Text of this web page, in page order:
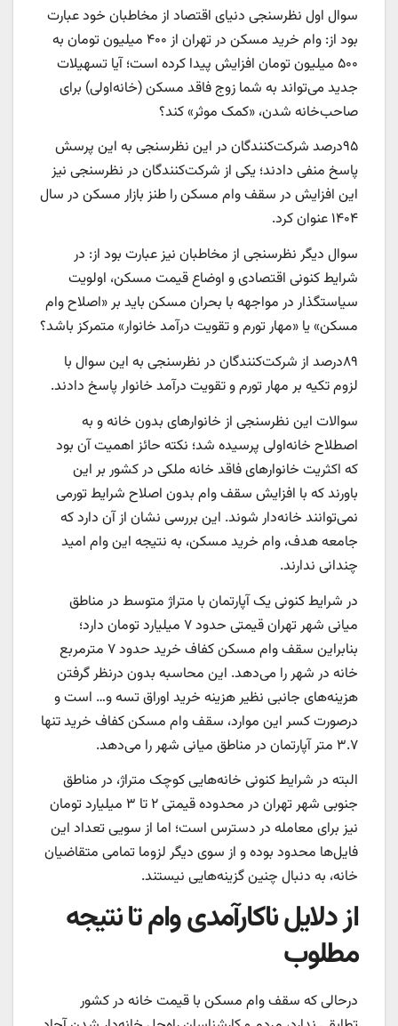
سوال اول نظرسنجی دنیای اقتصاد از مخاطبان خود عبارت
بود از: وام خرید مسکن در تهران از ۴۰۰ میلیون تومان به
۵۰۰ میلیون تومان افزایش پیدا کرده است؛ آیا تسهیلات
جدید می‌تواند به شما زوج فاقد مسکن (خانه‌‌‌اولی) برای
صاحب‌‌‌خانه شدن، «کمک موثر» کند؟
۹۵‌درصد شرکت‌کنندگان در این نظرسنجی به این پرسش
پاسخ منفی دادند؛ یکی از شرکت‌کنندگان در نظرسنجی نیز
این افزایش در سقف وام مسکن را طنز بازار مسکن در سال
۱۴۰۴ عنوان کرد.
سوال دیگر نظرسنجی از مخاطبان نیز عبارت بود از: در
شرایط کنونی اقتصادی و اوضاع قیمت مسکن، اولویت
سیاستگذار در مواجهه با بحران مسکن باید بر «اصلاح وام
مسکن» یا «مهار تورم و تقویت درآمد خانوار» متمرکز باشد؟
۸۹‌درصد از شرکت‌کنندگان در نظرسنجی به این سوال با
لزوم تکیه بر مهار تورم و تقویت درآمد خانوار پاسخ دادند.
سوالات این نظرسنجی از خانوارهای بدون خانه و به
اصطلاح خانه‌اولی پرسیده شد؛ نکته حائز اهمیت آن بود
که اکثریت خانوارهای فاقد خانه ملکی در کشور بر این
باورند که با افزایش سقف وام بدون اصلاح شرایط تورمی
نمی‌توانند خانه‌‌‌دار شوند. این بررسی نشان از آن دارد که
جامعه هدف، وام خرید مسکن، به نتیجه این وام امید
چندانی ندارند.
در شرایط کنونی یک آپارتمان با متراژ متوسط در مناطق
میانی شهر تهران قیمتی حدود ۷ میلیارد تومان دارد؛
بنابراین سقف وام مسکن کفاف خرید حدود ۷ مترمربع
خانه در شهر را می‌دهد. این محاسبه بدون درنظر گرفتن
هزینه‌‌‌های جانبی نظیر هزینه خرید اوراق تسه و… است و
درصورت کسر این موارد، سقف وام مسکن کفاف خرید تنها
۳.۷ متر آپارتمان در مناطق میانی شهر را می‌دهد.
البته در شرایط کنونی خانه‌‌‌هایی کوچک متراژ، در مناطق
جنوبی شهر تهران در محدوده قیمتی ۲ تا ۳ میلیارد تومان
نیز برای معامله در دسترس است؛ اما از سویی تعداد این
فایل‌‌‌ها محدود بوده و از سوی دیگر لزوما تمامی متقاضیان
خانه، به دنبال چنین گزینه‌‌‌هایی نیستند.
از دلایل ناکارآمدی وام تا نتیجه
مطلوب
درحالی که سقف وام مسکن با قیمت خانه در کشور